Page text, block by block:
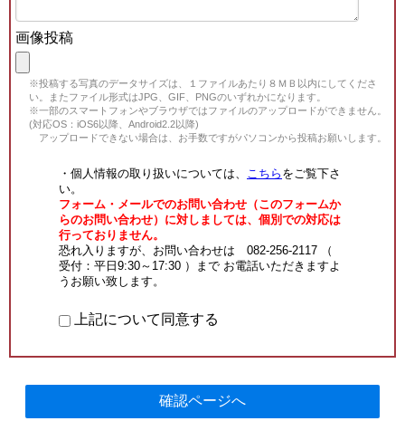
画像投稿
※投稿する写真のデータサイズは、１ファイルあたり８ＭＢ以内にしてくださ
い。またファイル形式はJPG、GIF、PNGのいずれかになります。
※一部のスマートフォンやブラウザではファイルのアップロードができません。
(対応OS：iOS6以降、Android2.2以降)
アップロードできない場合は、お手数ですがパソコンから投稿お願いします。
・個人情報の取り扱いについては、 こちら をご覧下さ
い。
フォーム・メールでのお問い合わせ（このフォームか
らのお問い合わせ）に対しましては、個別での対応は
行っておりません。
恐れ入りますが、お問い合わせは 082-256-2117 （
受付：平日9:30～17:30 ）まで お電話いただきますよ
うお願い致します。
上記について同意する
確認ページへ